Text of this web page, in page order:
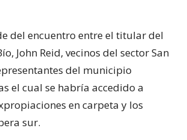
del encuentro entre el titular del
John Reid, vecinos del sector San
del municipio
el cual se habría accedido a
en carpeta y los
sur.